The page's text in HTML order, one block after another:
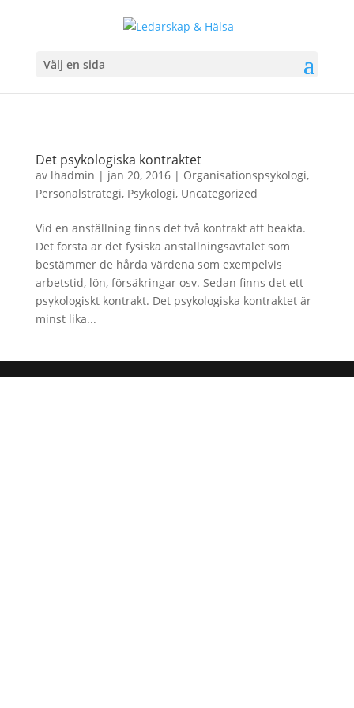
Välj en sida
Det psykologiska kontraktet
av lhadmin | jan 20, 2016| Organisationspsykologi,
Personalstrategi, Psykologi, Uncategorized
Vid en anställning finns det två kontrakt att beakta.
Det första är det fysiska anställningsavtalet som
bestämmer de hårda värdena som exempelvis
arbetstid, lön, försäkringar osv. Sedan finns det ett
psykologiskt kontrakt. Det psykologiska kontraktet är
minst lika...